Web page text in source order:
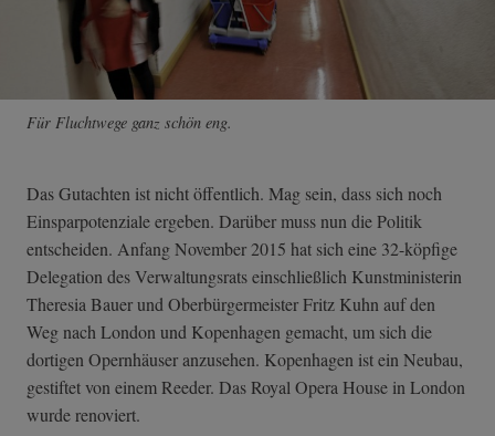
Für Fluchtwege ganz schön eng.
Das Gutachten ist nicht öffentlich. Mag sein, dass sich noch
Einsparpotenziale ergeben. Darüber muss nun die Politik
entscheiden. Anfang November 2015 hat sich eine 32-köpfige
Delegation des Verwaltungsrats einschließlich Kunstministerin
Theresia Bauer und Oberbürgermeister Fritz Kuhn auf den
Weg nach London und Kopenhagen gemacht, um sich die
dortigen Opernhäuser anzusehen. Kopenhagen ist ein Neubau,
gestiftet von einem Reeder. Das Royal Opera House in London
wurde renoviert.